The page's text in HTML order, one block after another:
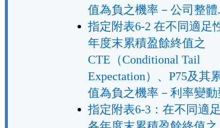
值為負之機率－公司整體
指定附表6-2 在不同適足
年度末累積盈餘終值之
CTE（Conditional Tail
Expectation）、P75及其
值為負之機率－利率變
指定附表6-3：在不同適